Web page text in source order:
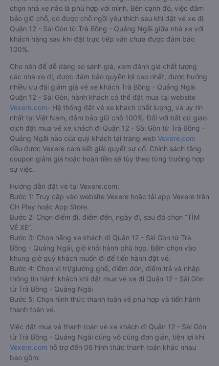
chọn nhà xe nào là phù hợp với mình. Bên cạnh đó, việc đảm
bảo giữ chỗ, có được chỗ ngồi yêu thích sau khi đặt vé xe đi
Quận 12 - Sài Gòn từ Trà Bồng - Quảng Ngãi giữa nhà xe với
khách hàng sau khi đặt trực tiếp vẫn chưa được đảm bảo
100%.
Cho nên để dễ dàng so sánh giá, xem đánh giá chất lượng
các nhà xe đi, được đảm bảo quyền lợi cao nhất, được hưởng
nhiều ưu đãi giảm giá vé xe khách Trà Bồng - Quảng Ngãi
Quận 12 - Sài Gòn, hành khách có thể đặt mua tại website
Vexere.com- Hệ thống đặt vé xe khách chất lượng, và uy tín
nhất tại Việt Nam, đảm bảo giữ chỗ 100%. Đối với bất cứ giao
dịch đặt mua vé xe khách đi Quận 12 - Sài Gòn từ Trà Bồng -
Quảng Ngãi nào của quý khách tại trang web Vexere.com
đều được Vexere cam kết giải quyết sự cố. Chính sách tặng
coupon giảm giá hoặc hoàn tiền sẽ tùy theo từng trường hợp
sự việc.
Hướng dẫn đặt vé tại Vexere.com:
Bước 1: Truy cập vào website Vexere hoặc tải app Vexere trên
CH Play hoặc App Store.
Bước 2: Chọn điểm đi, điểm đến, ngày đi, sau đó chọn “TÌM
VÉ XE”.
Bước 3: Chọn hãng xe khách đi Quận 12 - Sài Gòn từ Trà
Bồng - Quảng Ngãi, giờ khởi hành phù hợp. Bấm chọn vào
khung giờ quý khách muốn đi để tiến hành đặt vé.
Bước 4: Chọn vị trí/giường ghế, điểm đón, điểm trả và nhập
thông tin hành khách khi đặt mua vé xe đi Quận 12 - Sài Gòn
từ Trà Bồng - Quảng Ngãi
Bước 5: Chọn hình thức thanh toán vé phù hợp và tiến hành
thanh toán vé.
Việc đặt mua và thanh toán vé xe khách đi Quận 12 - Sài Gòn
từ Trà Bồng - Quảng Ngãi cũng vô cùng đơn giản, tiện lợi khi
Vexere.com hỗ trợ đến 06 hình thức thanh toán khác nhau
bao gồm: